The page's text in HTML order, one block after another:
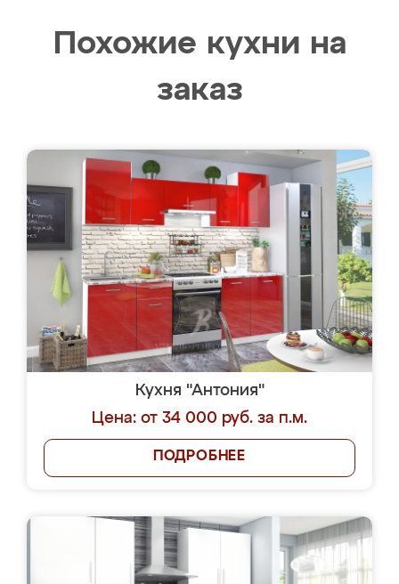
Похожие кухни на
заказ
Кухня "Антония"
Цена: от 34 000 руб. за п.м.
ПОДРОБНЕЕ